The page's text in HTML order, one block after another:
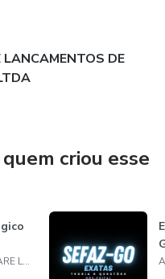
DE
criou esse
AGENCIA GETTARE LANCAMENTOS DE CURSOS DIGITAIS LTDA